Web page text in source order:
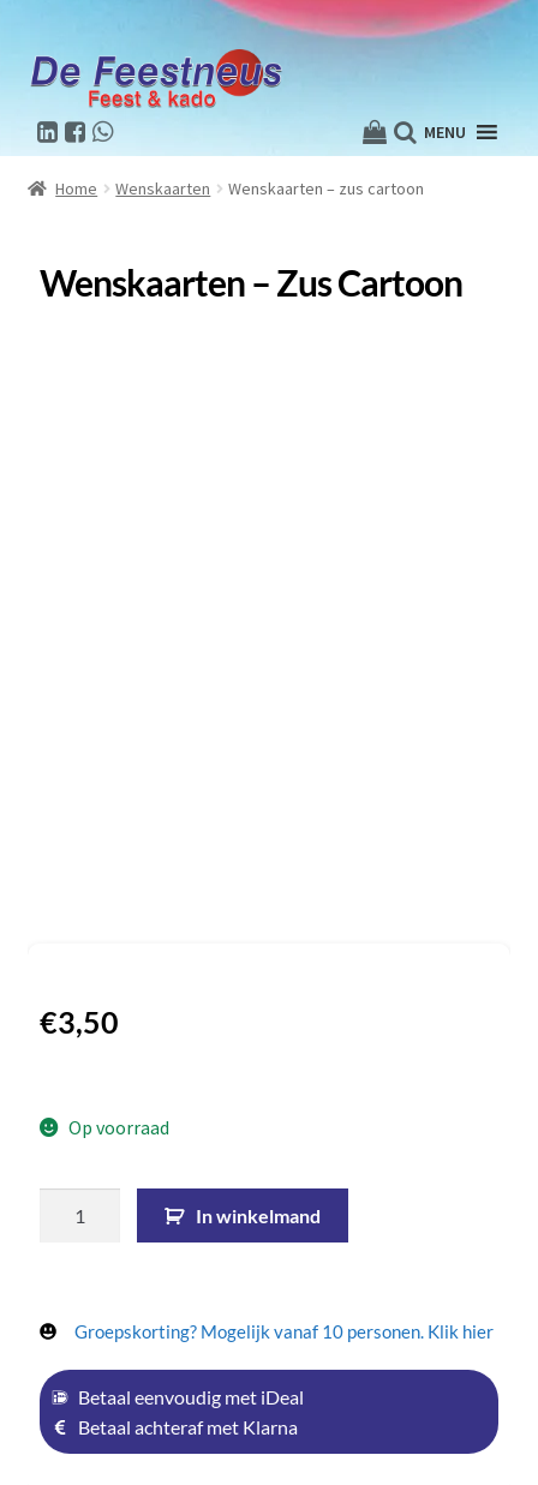
MENU
Home Wenskaarten Wenskaarten – zus cartoon
Wenskaarten – Zus Cartoon
€3,50
Op voorraad
In winkelmand
Groepskorting? Mogelijk vanaf 10 personen. Klik hier
Betaal eenvoudig met iDeal
Betaal achteraf met Klarna